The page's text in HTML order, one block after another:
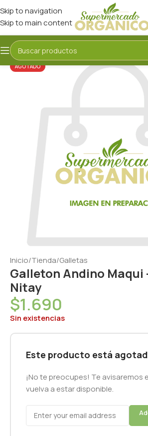
Skip to navigation
Skip to main content
AGOTADO
Inicio/Tienda/Galletas
Galleton Andino Maqui
Nitay
$1.690
Sin existencias
Este producto está
¡No te preocupes! Te avisaremos
vuelva a estar disponible.